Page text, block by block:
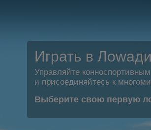
Играть в Лоwади
Управляйте
и присоединяйтесь к
Выберите свою первую